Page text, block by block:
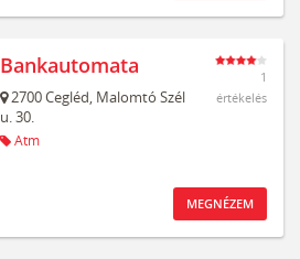
Bankautomata
2700Cegléd, Malomtó Szél
u. 30.
Atm
1
értékelés
MEGNÉZEM